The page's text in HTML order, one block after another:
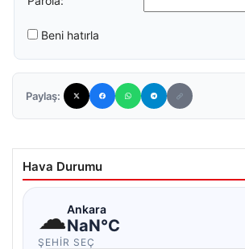
Beni hatırla
Paylaş:
Hava Durumu
☁Ankara
NaN°C
ŞEHIR SEÇ